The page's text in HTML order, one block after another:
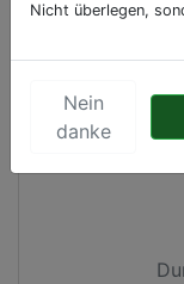
Ihren
Kartenansicht
Nicht überlegen,
Nein
danke